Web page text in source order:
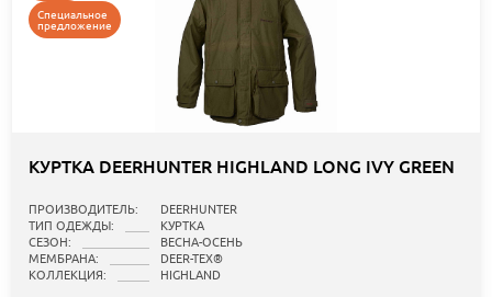
Специальное
предложение
КУРТКА DEERHUNTER HIGHLAND LONG IVY GREEN
ПРОИЗВОДИТЕЛЬ:
DEERHUNTER
ТИП ОДЕЖДЫ:
КУРТКА
СЕЗОН:
ВЕСНА-ОСЕНЬ
МЕМБРАНА:
DEER-TEX®
КОЛЛЕКЦИЯ:
HIGHLAND